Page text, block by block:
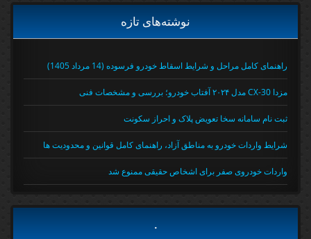
نوشته‌های تازه
راهنمای کامل مراحل و شرایط اسقاط خودرو فرسوده (14 مرداد 1405)
مزدا CX-30 مدل ۲۰۲۴ آفتاب خودرو؛ بررسی و مشخصات فنی
ثبت نام سامانه سخا تعویض پلاک و احراز سکونت
شرایط واردات خودرو به مناطق آزاد، راهنمای کامل قوانین و محدودیت ها
واردات خودروی صفر برای اشخاص حقیقی ممنوع شد